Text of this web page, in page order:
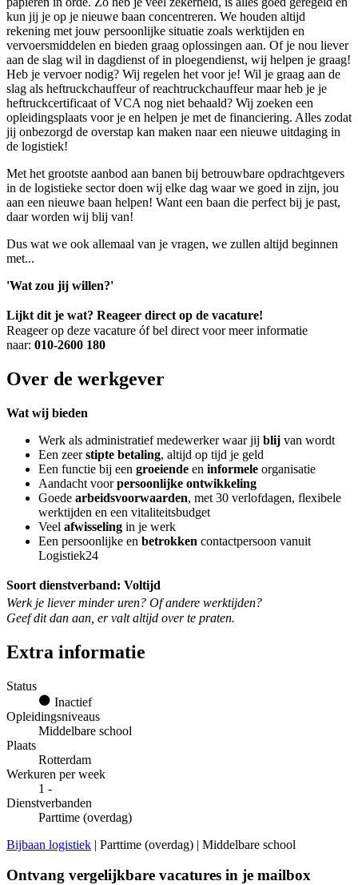
kun jij je op je nieuwe baan concentreren. We houden altijd
rekening met jouw persoonlijke situatie zoals werktijden en
vervoersmiddelen en bieden graag oplossingen aan. Of je nou liever
aan de slag wil in dagdienst of in ploegendienst, wij helpen je graag!
Heb je vervoer nodig? Wij regelen het voor je! Wil je graag aan de
slag als heftruckchauffeur of reachtruckchauffeur maar heb je je
heftruckcertificaat of VCA nog niet behaald? Wij zoeken een
opleidingsplaats voor je en helpen je met de financiering. Alles zodat
jij onbezorgd de overstap kan maken naar een nieuwe uitdaging in
de logistiek!
Met het grootste aanbod aan banen bij betrouwbare opdrachtgevers
in de logistieke sector doen wij elke dag waar we goed in zijn, jou
aan een nieuwe baan helpen! Want een baan die perfect bij je past,
daar worden wij blij van!
Dus wat we ook allemaal van je vragen, we zullen altijd beginnen
met...
'Wat zou jij willen?'
Lijkt dit je wat? Reageer direct op de vacature!
Reageer op deze vacature óf bel direct voor meer informatie
naar: 010-2600 180
Over de werkgever
Wat wij bieden
Werk als administratief medewerker waar jij blij van wordt
Een zeerstipte betaling, altijd op tijd je geld
Een functie bij een groeiende en informele organisatie
Aandacht voorpersoonlijke ontwikkeling
Goede arbeidsvoorwaarden, met 30 verlofdagen, flexibele
werktijden en een vitaliteitsbudget
Veel afwisseling in je werk
Een persoonlijke en betrokken contactpersoon vanuit
Logistiek24
Soort dienstverband: Voltijd
Werk je liever minder uren? Of andere werktijden?
Geef dit dan aan, er valt altijd over te praten.
Extra informatie
Status
Inactief
Opleidingsniveaus
Middelbare school
Plaats
Rotterdam
Werkuren per week
1 -
Dienstverbanden
Parttime (overdag)
Bijbaan logistiek | Parttime (overdag) | Middelbare school
Ontvang vergelijkbare vacatures in je mailbox